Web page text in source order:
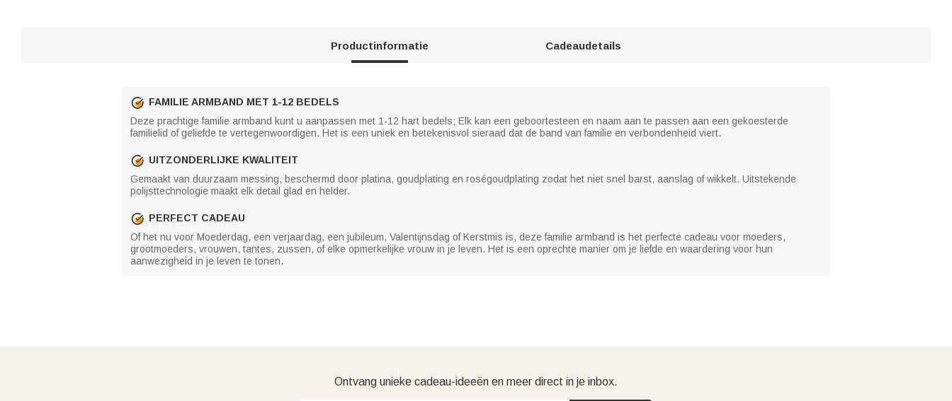
Productinformatie Cadeaudetails
FAMILIE ARMBAND MET 1-12 BEDELS
Deze prachtige familie armband kunt u aanpassen met 1-12 hart bedels; Elk kan een geboortesteen en naam aan te passen aan een gekoesterde
familielid of geliefde te vertegenwoordigen. Het is een uniek en betekenisvol sieraad dat de band van familie en verbondenheid viert.
UITZONDERLIJKE KWALITEIT
Gemaakt van duurzaam messing, beschermd door platina, goudplating en roségoudplating zodat het niet snel barst, aanslag of wikkelt. Uitstekende
polijsttechnologie maakt elk detail glad en helder.
PERFECT CADEAU
Of het nu voor Moederdag, een verjaardag, een jubileum, Valentijnsdag of Kerstmis is, deze familie armband is het perfecte cadeau voor moeders,
grootmoeders, vrouwen, tantes, zussen, of elke opmerkelijke vrouw in je leven. Het is een oprechte manier om je liefde en waardering voor hun
aanwezigheid in je leven te tonen.
Ontvang unieke cadeau-ideeën en meer direct in je inbox.